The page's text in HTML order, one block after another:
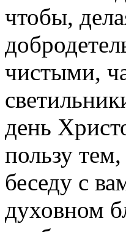
чтобы,
чистыми,
день
пользу
беседу с
духовном